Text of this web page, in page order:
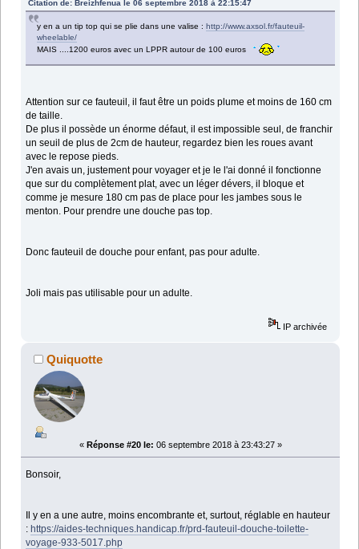
Citation de: Breizhfenua le 06 septembre 2018 à 22:15:47
y en a un tip top qui se plie dans une valise :http://www.axsol.fr/fauteuil-
wheelable/
MAIS ....1200 euros avec un LPPR autour de 100 euros
Attention sur ce fauteuil, il faut être un poids plume et moins de 160 cm
de taille.
De plus il possède un énorme défaut, il est impossible seul, de franchir
un seuil de plus de 2cm de hauteur, regardez bien les roues avant
avec le repose pieds.
J'en avais un, justement pour voyager et je le l'ai donné il fonctionne
que sur du complètement plat, avec un léger dévers, il bloque et
comme je mesure 180 cm pas de place pour les jambes sous le
menton. Pour prendre une douche pas top.
Donc fauteuil de douche pour enfant, pas pour adulte.
Joli mais pas utilisable pour un adulte.
IP archivée
Quiquotte
« Réponse #20 le: 06 septembre 2018 à 23:43:27 »
Bonsoir,
Il y en a une autre, moins encombrante et, surtout, réglable en hauteur
:https://aides-techniques.handicap.fr/prd-fauteuil-douche-toilette-
voyage-933-5017.php